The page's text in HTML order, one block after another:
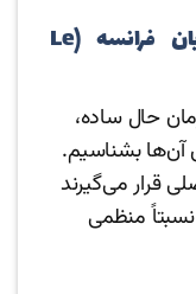
ساختار زمان حال ساده در زبان فرانسه (Le
حال ساده،
آن‌ها بشناسیم.
قرار می‌گیرند
منظمی